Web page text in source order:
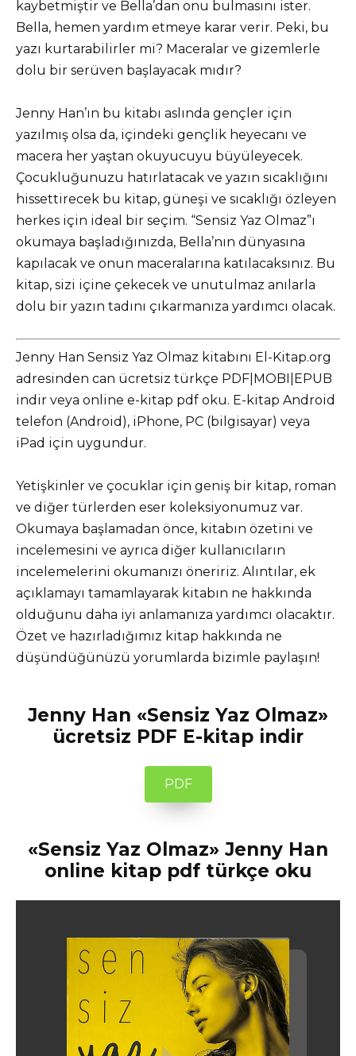
kaybetmiştir ve Bella’dan onu bulmasını ister.
Bella, hemen yardım etmeye karar verir. Peki, bu
yazı kurtarabilirler mi? Maceralar ve gizemlerle
dolu bir serüven başlayacak mıdır?
Jenny Han’ın bu kitabı aslında gençler için
yazılmış olsa da, içindeki gençlik heyecanı ve
macera her yaştan okuyucuyu büyüleyecek.
Çocukluğunuzu hatırlatacak ve yazın sıcaklığını
hissettirecek bu kitap, güneşi ve sıcaklığı özleyen
herkes için ideal bir seçim. “Sensiz Yaz Olmaz”ı
okumaya başladığınızda, Bella’nın dünyasına
kapılacak ve onun maceralarına katılacaksınız. Bu
kitap, sizi içine çekecek ve unutulmaz anılarla
dolu bir yazın tadını çıkarmanıza yardımcı olacak.
Jenny Han Sensiz Yaz Olmaz kitabını El-Kitap.org
adresinden can ücretsiz türkçe PDF|MOBI|EPUB
indir veya online e-kitap pdf oku. E-kitap Android
telefon (Android), iPhone, PC (bilgisayar) veya
iPad için uygundur.
Yetişkinler ve çocuklar için geniş bir kitap, roman
ve diğer türlerden eser koleksiyonumuz var.
Okumaya başlamadan önce, kitabın özetini ve
incelemesini ve ayrıca diğer kullanıcıların
incelemelerini okumanızı öneririz. Alıntılar, ek
açıklamayı tamamlayarak kitabın ne hakkında
olduğunu daha iyi anlamanıza yardımcı olacaktır.
Özet ve hazırladığımız kitap hakkında ne
düşündüğünüzü yorumlarda bizimle paylaşın!
Jenny Han «Sensiz Yaz Olmaz»
ücretsiz PDF E-kitap indir
PDF
«Sensiz Yaz Olmaz» Jenny Han
online kitap pdf türkçe oku